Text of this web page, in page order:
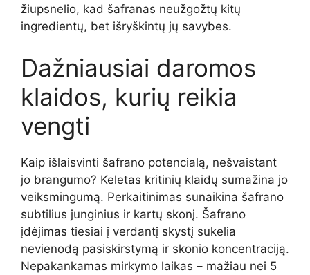
žiupsnelio, kad šafranas neužgožtų kitų
ingredientų, bet išryškintų jų savybes.
Dažniausiai daromos
klaidos, kurių reikia
vengti
Kaip išlaisvinti šafrano potencialą, nešvaistant
jo brangumo? Keletas kritinių klaidų sumažina jo
veiksmingumą. Perkaitinimas sunaikina šafrano
subtilius junginius ir kartų skonį. Šafrano
įdėjimas tiesiai į verdantį skystį sukelia
nevienodą pasiskirstymą ir skonio koncentraciją.
Nepakankamas mirkymo laikas – mažiau nei 5